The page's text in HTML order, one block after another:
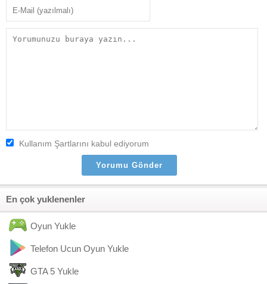
Kullanım Şartlarını kabul ediyorum
En çok yuklenenler
Oyun Yukle
Telefon Ucun Oyun Yukle
GTA 5 Yukle